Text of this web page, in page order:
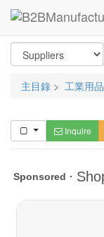
主目錄 > 工業用品
Inquire